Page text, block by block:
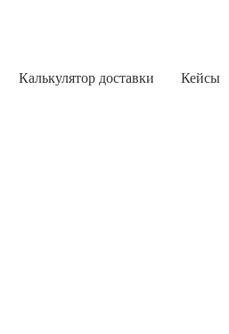
Калькулятор доставки Кейсы